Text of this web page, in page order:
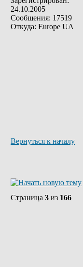
24.10.2005
Сообщения: 17519
Откуда: Europe UA
Вернуться к началу
Страница 3 из 166